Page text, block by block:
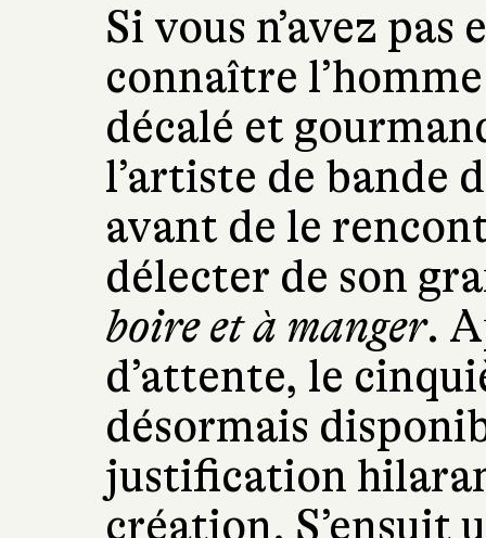
Si vous n’avez
connaître
décalé et
l’artiste de bande
avant de le
délecter de son
boire et à manger.
d’attente, le
désormais
justification
création. S’ensuit